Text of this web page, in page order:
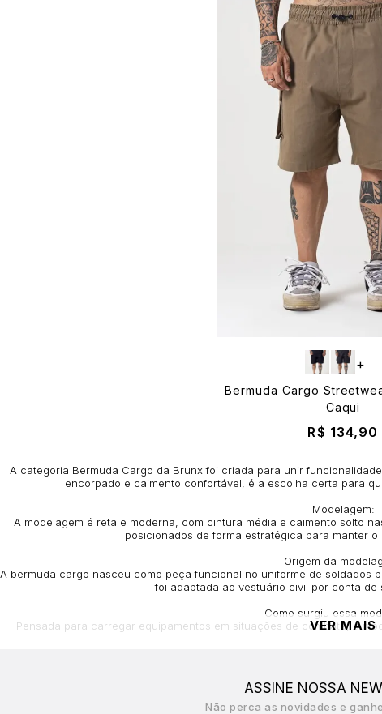
Bermuda Cargo
Caqui
R$ 134,90
+
A categoria Bermuda Cargo da Brunx foi criada para unir
encorpado e caimento confortável, é a escolha certa para
Modelagem:
A modelagem é reta e moderna, com cintura média e caimento solto
posicionados de forma estratégica para manter o
Origem da
A bermuda cargo nasceu como peça funcional no uniforme de soldados
foi adaptada ao vestuário civil por conta de
Como surgiu essa
Pensada para carregar equipamentos em situações de combate, a
VER MAIS
ASSINE NOSSA
Não perca as novidades e